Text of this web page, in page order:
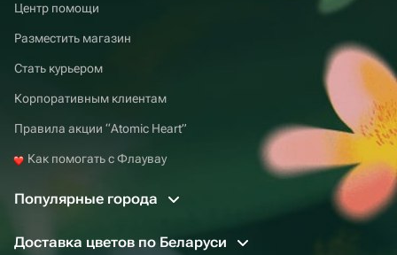
Центр помощи
Разместить магазин
Стать курьером
Корпоративным клиентам
Правила акции “Atomic Heart”
Как помогать с Флаувау
Популярные города
Доставка цветов по Беларуси